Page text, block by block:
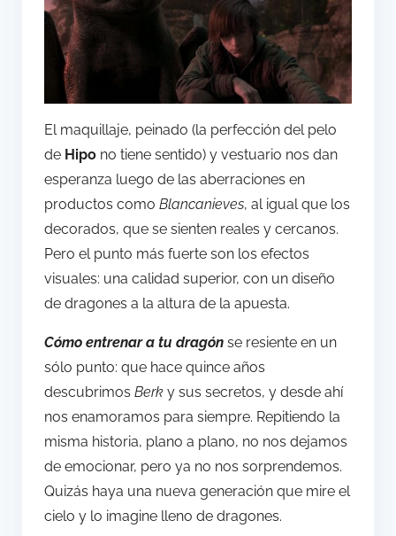
El maquillaje, peinado (la perfección del pelo
de Hipo no tiene sentido) y vestuario nos dan
esperanza luego de las aberraciones en
productos como Blancanieves, al igual que los
decorados, que se sienten reales y cercanos.
Pero el punto más fuerte son los efectos
visuales: una calidad superior, con un diseño
de dragones a la altura de la apuesta.
Cómo entrenar a tu dragón se resiente en un
sólo punto: que hace quince años
descubrimos Berk y sus secretos, y desde ahí
nos enamoramos para siempre. Repitiendo la
misma historia, plano a plano, no nos dejamos
de emocionar, pero ya no nos sorprendemos.
Quizás haya una nueva generación que mire el
cielo y lo imagine lleno de dragones.